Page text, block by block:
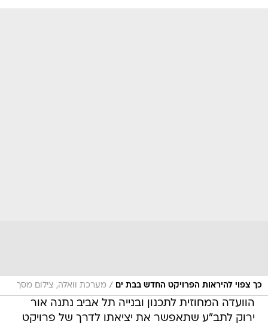
כך צפוי להיראות הפרויקט החדש בבת ים / מערכת וואלה, צילום מסך
הוועדה המחוזית לתכנון ובנייה תל אביב נתנה אור
ירוק לתב"ע שתאפשר את יציאתו לדרך של פרויקט